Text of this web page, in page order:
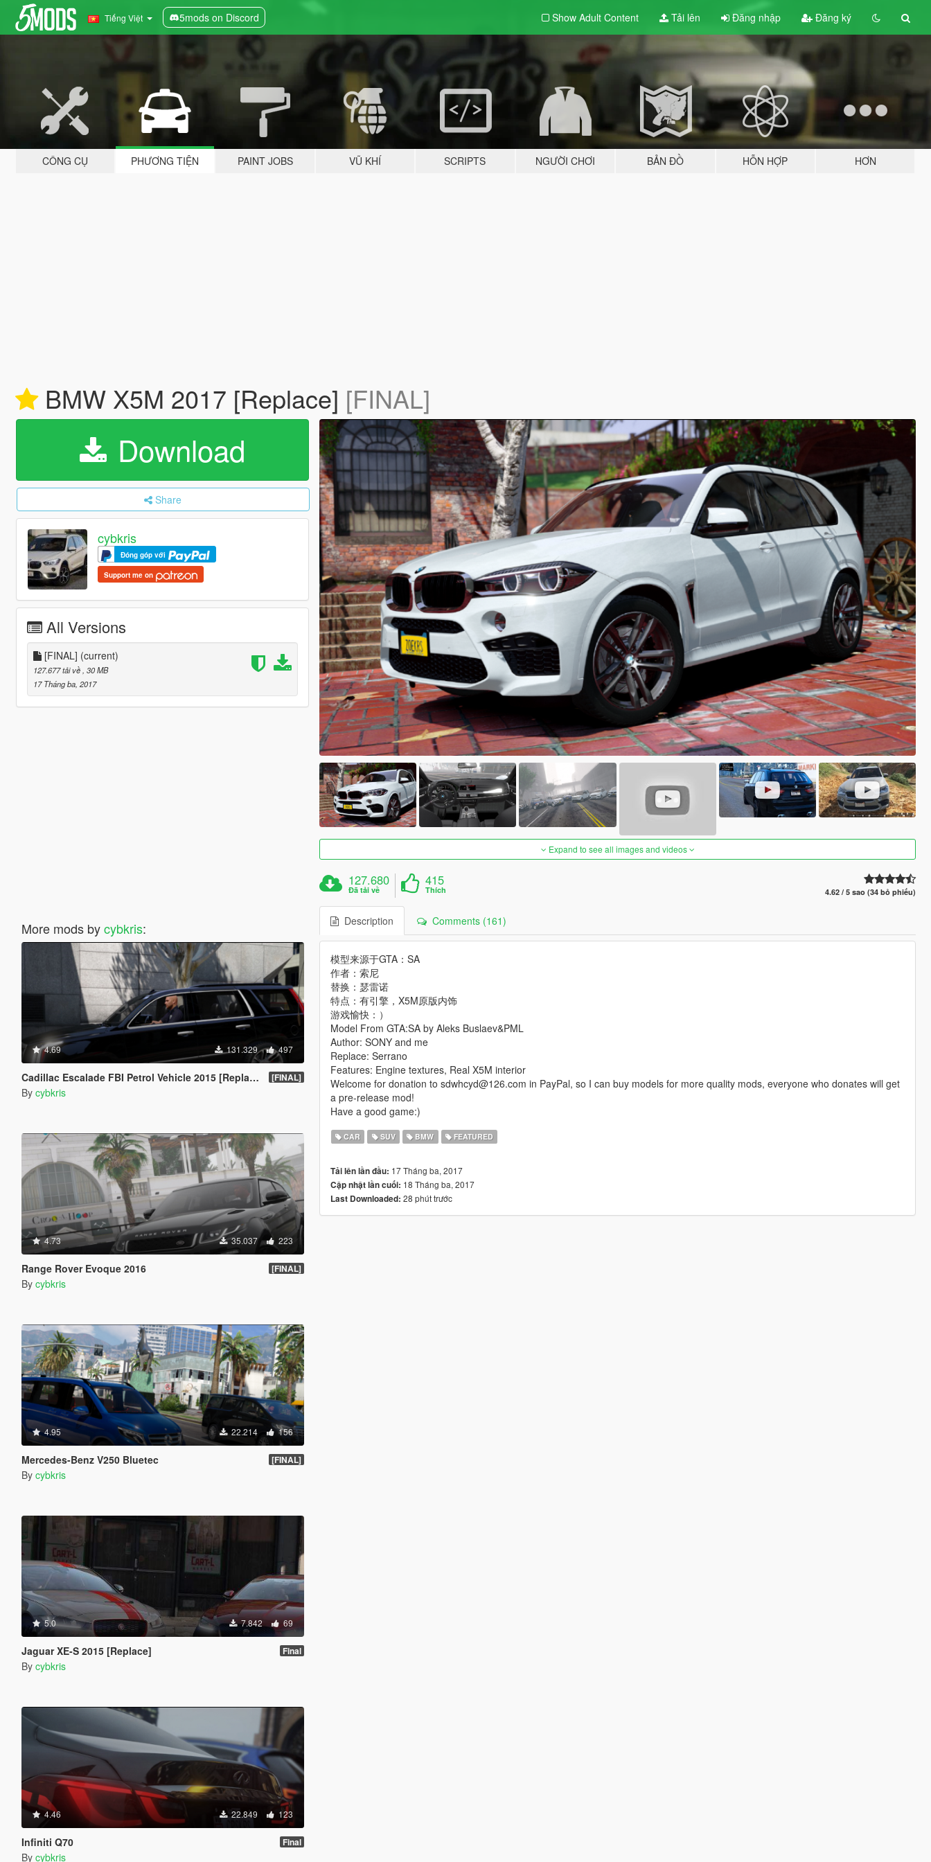
Tiếng Việt 5mods on Discord Show Adult Content Tải lên Đăng nhập Đăng ký
CÔNG CỤ PHƯƠNG TIỆN PAINT JOBS VŨ KHÍ SCRIPTS NGƯỜI CHƠI BẢN ĐỒ HỖN HỢP HƠN
BMW X5M 2017 [Replace] [FINAL]
Download
Share
cybkris
Đóng góp với
Support me on
All Versions
[FINAL] (current)
127.677 tải về , 30 MB
17 Tháng ba, 2017
More mods bycybkris:
4.69 131.329 497
Cadillac Escalade FBI Petrol Vehicle 2015 [Replace] [FINAL]
By cybkris
4.73 35.037 223
Range Rover Evoque 2016 [FINAL]
By cybkris
4.95 22.214 156
Mercedes-Benz V250 Bluetec [FINAL]
By cybkris
5.0 7.842 69
Jaguar XE-S 2015 [Replace] Final
By cybkris
4.46 22.849 123
Infiniti Q70 Final
By cybkris
Expand to see all images and videos
127.680
Đã tải về
415
Thích 4.62 / 5 sao (34 bỏ phiếu)
Description Comments (161)
模型来源于GTA：SA
作者：索尼
替换：瑟雷诺
特点：有引擎，X5M原版内饰
游戏愉快：）
Model From GTA:SA by Aleks Buslaev&PML
Author: SONY and me
Replace: Serrano
Features: Engine textures, Real X5M interior
Welcome for donation to sdwhcyd@126.com in PayPal, so I can buy models for more quality mods, everyone who donates will get
a pre-release mod!
Have a good game:)
CAR SUV BMW FEATURED
Tải lên lần đầu: 17 Tháng ba, 2017
Cập nhật lần cuối: 18 Tháng ba, 2017
Last Downloaded: 28 phút trước